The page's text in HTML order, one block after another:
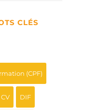
CLÉS
(CPF)
CV DIF